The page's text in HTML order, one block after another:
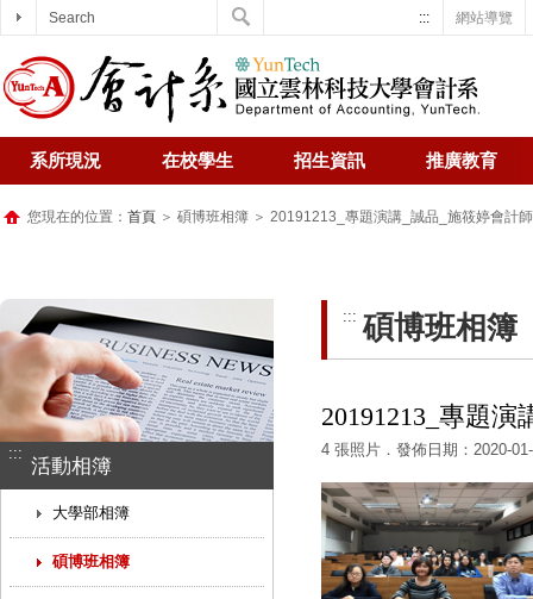
網站導覽
:::
系所現況 在校學生 招生資訊 推廣教育
您現在的位置： 首頁 ＞ 碩博班相簿 ＞ 20191213_專題演講_誠品_施筱婷會計師
:::
活動相簿
大學部相簿
碩博班相簿
::: 碩博班相簿
20191213_專題
4 張照片．發佈日期：2020-
Search